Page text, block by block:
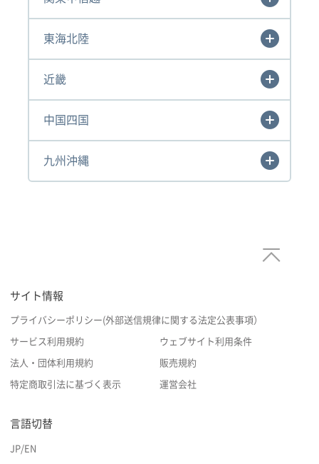
東海北陸
近畿
中国四国
九州沖縄
サイト情報
プライバシーポリシー(外部送信規律に関する法定公表事項）
サービス利用規約 ウェブサイト利用条件
法人・団体利用規約 販売規約
特定商取引法に基づく表示 運営会社
言語切替
JP/EN